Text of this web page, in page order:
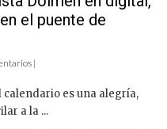
el puente de
|
calendario es una alegría,
a la ...